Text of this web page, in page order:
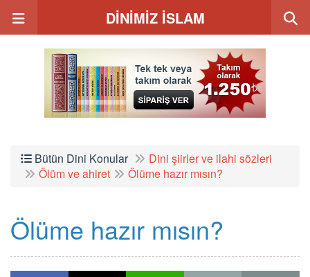
DİNİMİZ İSLAM
Bütün Dini Konular
Dini şiirler ve ilahi sözleri
Ölüm ve ahiret
Ölüme hazır mısın?
Ölüme hazır mısın?